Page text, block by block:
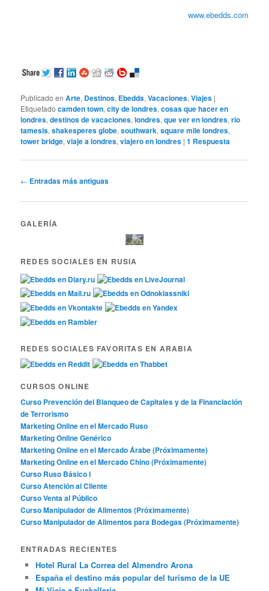
www.ebedds.com
Publicado en Arte, Destinos, Ebedds,Vacaciones,Viajes |
Etiquetado camden town,city de londres,cosas que hacer en
londres,destinos de vacaciones,londres,que ver en londres,rio
tamesis,shakesperes globe,southwark,square mile londres,
tower bridge,viaje a londres,viajero en londres |1 Respuesta
Navegador de artículos
← Entradas más antiguas
GALERÍA
REDES SOCIALES EN RUSIA
REDES SOCIALES FAVORITAS EN ARABIA
CURSOS ONLINE
Curso Prevención del Blanqueo de Capitales y de la Financiación
de Terrorismo
Marketing Online en el Mercado Ruso
Marketing Online Genérico
Marketing Online en el Mercado Árabe (Próximamente)
Marketing Online en el Mercado Chino (Próximamente)
Curso Ruso Básico I
Curso Atención al Cliente
Curso Venta al Público
Curso Manipulador de Alimentos (Próximamente)
Curso Manipulador de Alimentos para Bodegas (Próximamente)
ENTRADAS RECIENTES
Hotel Rural La Correa del Almendro Arona
España el destino más popular del turismo de la UE